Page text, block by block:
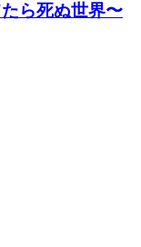
ら死ぬ世界〜